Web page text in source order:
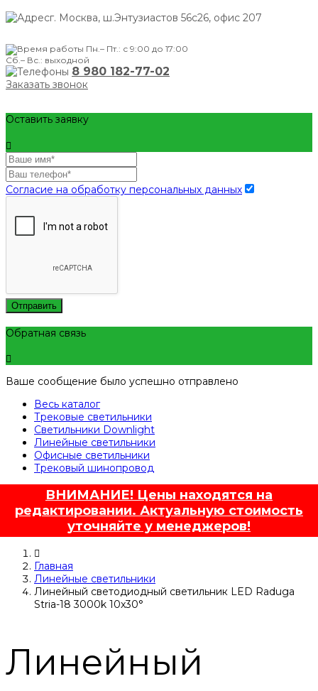
г. Москва, ш.Энтузиастов 56с26, офис 207
Пн.– Пт.: с 9:00 до 17:00
Сб.– Вс.: выходной
8 980 182-77-02
Заказать звонок
Оставить заявку
Согласие на обработку персональных данных
Отправить
Обратная связь
Ваше сообщение было успешно отправлено
Весь каталог
Трековые светильники
Светильники Downlight
Линейные светильники
Офисные светильники
Трековый шинопровод
ВНИМАНИЕ! Цены находятся на
редактировании. Актуальную стоимость
уточняйте у менеджеров!
Главная
Линейные светильники
Линейный светодиодный светильник LED Raduga
Stria-18 3000k 10x30°
Линейный